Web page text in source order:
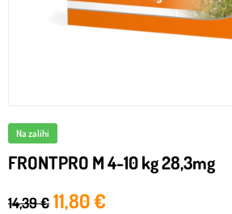
Na zalihi
FRONTPRO M 4-10 kg 28,3mg
14,39€ 11,80€